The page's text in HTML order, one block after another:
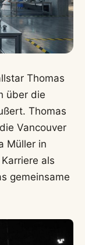
Thomas
über die
Thomas
Vancouver
Müller in
als
gemeinsame